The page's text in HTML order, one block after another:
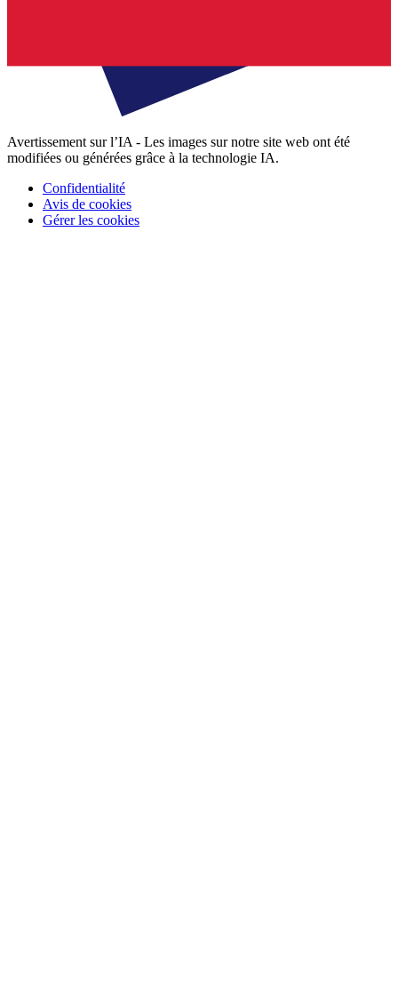
Avertissement sur l’IA - Les images sur notre site web ont été
modifiées ou générées grâce à la technologie IA.
Confidentialité
Avis de cookies
Gérer les cookies